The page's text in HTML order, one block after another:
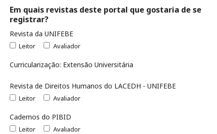
Em quais revistas deste portal que gostaria de se
registrar?
Revista da UNIFEBE
Leitor Avaliador
Curricularização: Extensão Universitária
Revista de Direitos Humanos do LACEDH - UNIFEBE
Leitor Avaliador
Cadernos do PIBID
Leitor Avaliador